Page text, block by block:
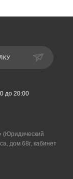
до 20:00
(Юридический
дом 68г, кабинет